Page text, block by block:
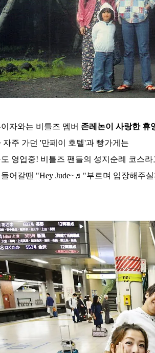
자와는 비틀즈 멤버 존레논이 사랑한 휴
자주 가던 '만페이 호텔'과 빵가게는
영업중! 비틀즈 팬들의 성지순례 코스
어갈땐 "Hey Jude~♬"부르며 입장해주실